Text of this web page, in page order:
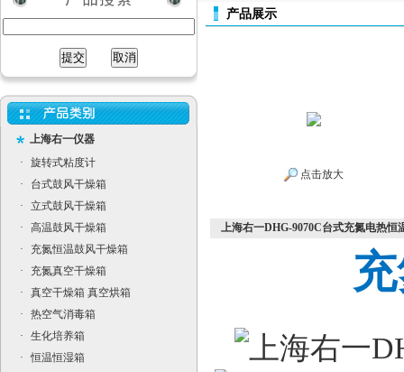
上海右一仪器
·
旋转式粘度计
·
台式鼓风干燥箱
·
立式鼓风干燥箱
·
高温鼓风干燥箱
·
充氮恒温鼓风干燥箱
·
充氮真空干燥箱
·
真空干燥箱 真空烘箱
·
热空气消毒箱
·
生化培养箱
·
恒温恒湿箱
产品展示
点击放大
上海右一DHG-9070C台式充氮电热恒